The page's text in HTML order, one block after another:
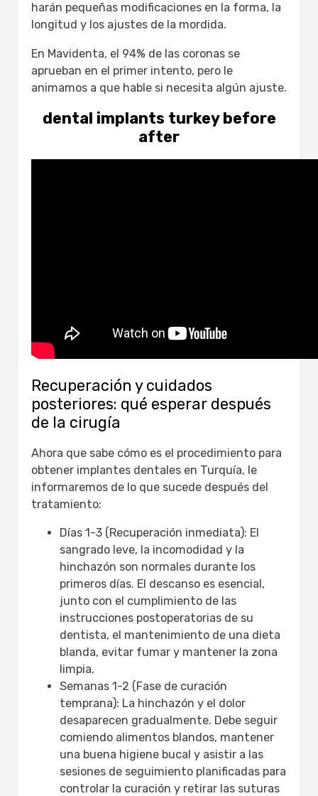
harán pequeñas modificaciones en la forma, la
longitud y los ajustes de la mordida.
En Mavidenta, el 94% de las coronas se
aprueban en el primer intento, pero le
animamos a que hable si necesita algún ajuste.
dental implants turkey before
after
Recuperación y cuidados
posteriores: qué esperar después
de la cirugía
Ahora que sabe cómo es el procedimiento para
obtener implantes dentales en Turquía, le
informaremos de lo que sucede después del
tratamiento:
Días 1-3 (Recuperación inmediata): El
sangrado leve, la incomodidad y la
hinchazón son normales durante los
primeros días. El descanso es esencial,
junto con el cumplimiento de las
instrucciones postoperatorias de su
dentista, el mantenimiento de una dieta
blanda, evitar fumar y mantener la zona
limpia.
Semanas 1-2 (Fase de curación
temprana): La hinchazón y el dolor
desaparecen gradualmente. Debe seguir
comiendo alimentos blandos, mantener
una buena higiene bucal y asistir a las
sesiones de seguimiento planificadas para
controlar la curación y retirar las suturas